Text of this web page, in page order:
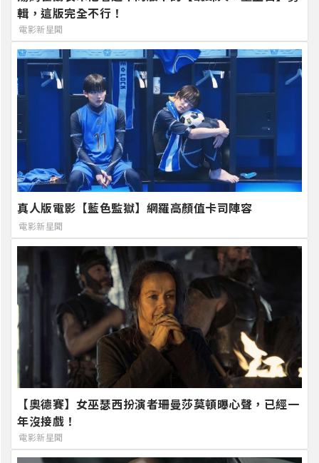
輯，這版完全不行！
電影新星聞
真人版電影【藍色監獄】網羅高顏值卡司陣容
電影新星聞
【奧德賽】女巫瑟西扮演者珊曼莎莫頓曝心聲，已經一
年沒接戲！
電影新星聞